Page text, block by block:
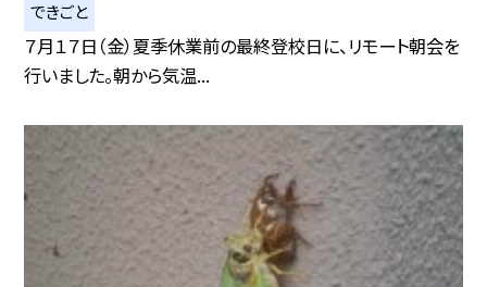
できごと
７月１７日（金）夏季休業前の最終登校日に、リモート朝会を
行いました。朝から気温...